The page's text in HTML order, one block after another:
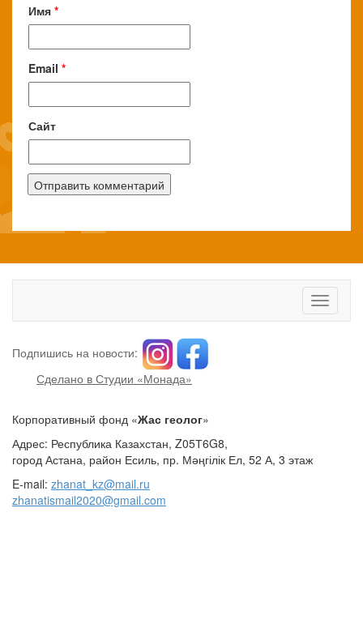
Имя *
Email *
Сайт
Toggle
Подпишись на новости:
Сделано в Студии «Монада»
Корпоративный фонд «Жас геолог»
Адрес: Республика Казахстан, Z05Т6G8,
город Астана, район Есиль, пр. Мәңгілік Ел, 52 А, 3 этаж
E-mail: zhanat_kz@mail.ru
zhanatismail2020@gmail.com